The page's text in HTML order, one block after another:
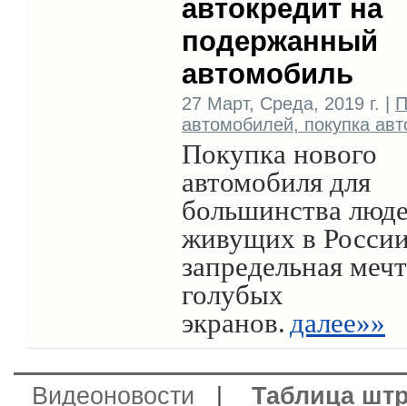
автокредит на
подержанный
автомобиль
27 Март, Среда, 2019 г. |
автомобилей, покупка
Покупка нового
автомобиля для
большинства
живущих в
запредельная
голубых
экранов. далее»»
Видеоновости
Таблица